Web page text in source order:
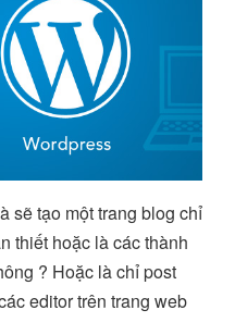
sẽ tạo một trang blog chỉ
thiết hoặc là các thành
? Hoặc là chỉ post
editor trên trang web